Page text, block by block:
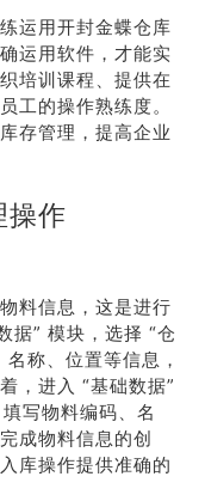
运用开封金蝶仓库
运用软件，才能实
培训课程、提供在
工的操作熟练度。
存管理，提高企业
操作
料信息，这是进行
据” 模块，选择 “仓
称、位置等信息，
，进入 “基础数据”
写物料编码、名
成物料信息的创
库操作提供准确的